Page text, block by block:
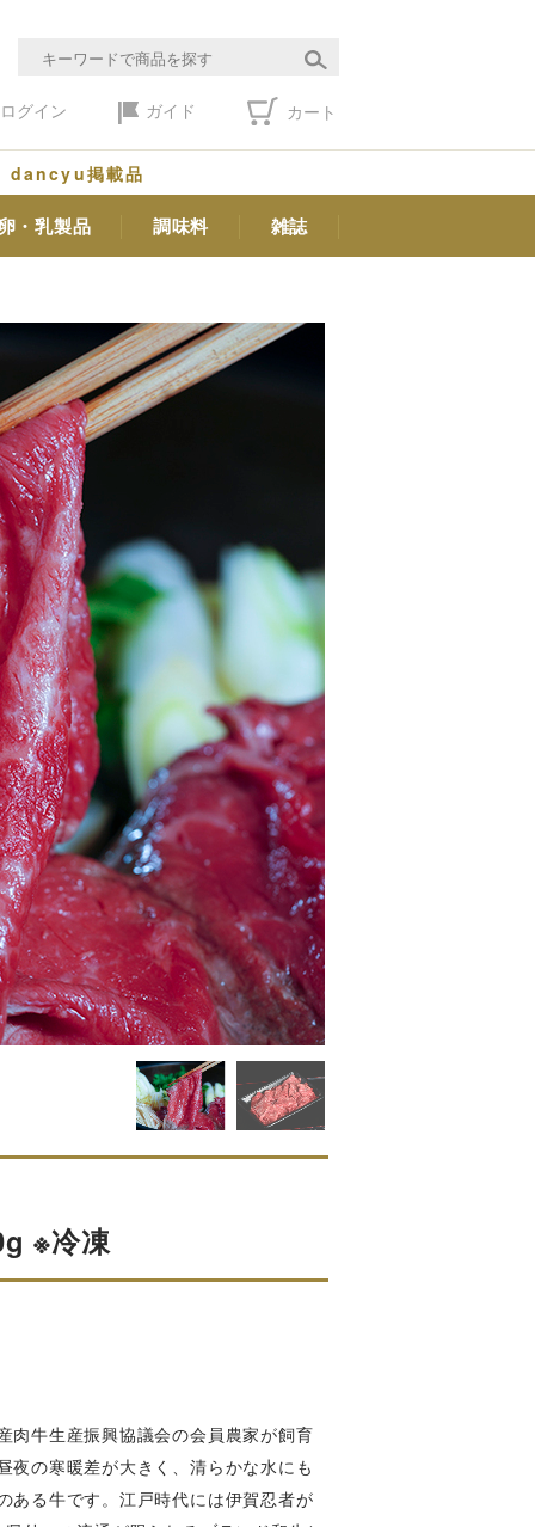
ログイン ガイド カート
dancyu掲載品
・乳製品 調味料 雑誌
※冷凍
肉牛生産振興協議会の会員農家が飼育
夜の寒暖差が大きく、清らかな水にも
ある牛です。江戸時代には伊賀忍者が